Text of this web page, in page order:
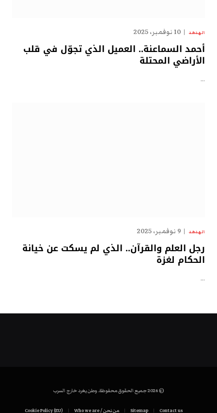
الهدهد 10 نوفمبر، 2025
أحمد السماعنة.. العميل الذي تجوّل في قلب
الأراضي المحتلة
…
الهدهد 9 نوفمبر، 2025
رجل العلم والقرآن.. الذي لم يسكت عن خيانة
الحكام لغزة
…
© 2026 جميع الحقوق محفوظة. وطن يغرد خارج السرب
Contact us
Sitemap من نحن / Who we are Cookie Policy (EU)